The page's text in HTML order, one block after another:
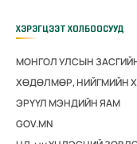
ХЭРЭГЦЭЭТ ХОЛБООСУУД
МОНГОЛ УЛСЫН
ХӨДӨЛМӨР, НИЙГМИЙН
ЭРҮҮЛ МЭНДИЙН ЯАМ
GOV.MN